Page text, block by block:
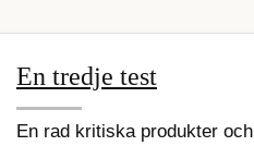
En tredje test
En rad kritiska produkter och